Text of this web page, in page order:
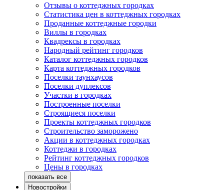
Отзывы о коттеджных городках
Статистика цен в коттеджных городках
Проданные коттеджные городки
Виллы в городках
Квадрексы в городках
Народный рейтинг городков
Каталог коттеджных городков
Карта коттеджных городков
Поселки таунхаусов
Поселки дуплексов
Участки в городках
Построенные поселки
Строящиеся поселки
Проекты коттеджных городков
Строительство заморожено
Акции в коттеджных городках
Коттеджи в городках
Рейтинг коттеджных городков
Цены в городках
Новостройки